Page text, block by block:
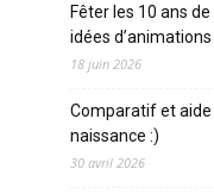
Fêter les 10 ans
idées
18 juin 2026
Comparatif et aide
naissance :)
30 avril 2026